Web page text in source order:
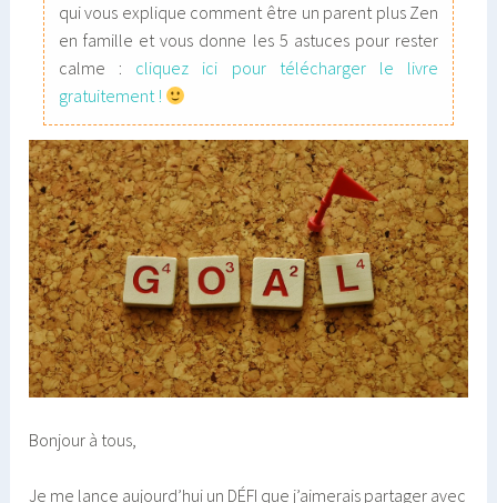
qui vous explique comment être un parent plus Zen
en famille et vous donne les 5 astuces pour rester
calme : cliquez ici pour télécharger le livre
gratuitement !
Bonjour à tous,
Je me lance aujourd’hui un DÉFI que j’aimerais partager avec